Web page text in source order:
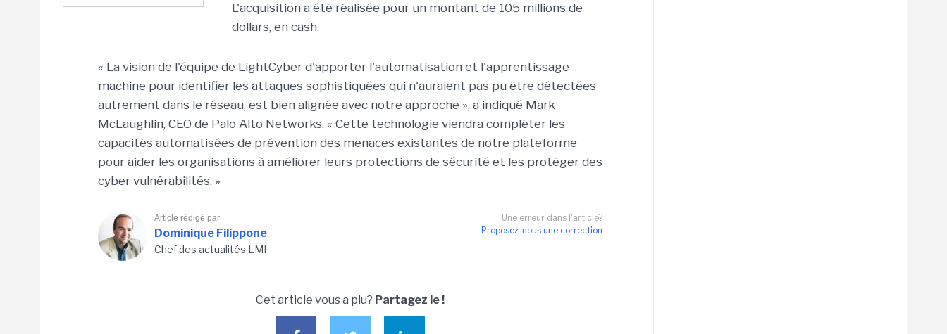
L'acquisition a été réalisée pour un montant de 105 millions de
dollars, en cash.
« La vision de l'équipe de LightCyber d'apporter l'automatisation et l'apprentissage
machine pour identifier les attaques sophistiquées qui n'auraient pas pu être détectées
autrement dans le réseau, est bien alignée avec notre approche », a indiqué Mark
McLaughlin, CEO de Palo Alto Networks. « Cette technologie viendra compléter les
capacités automatisées de prévention des menaces existantes de notre plateforme
pour aider les organisations à améliorer leurs protections de sécurité et les protéger des
cyber vulnérabilités. »
Une erreur dans l'article?
Proposez-nous une correction
Article rédigé par
Dominique Filippone
Chef des actualités LMI
Cet article vous a plu? Partagez le !